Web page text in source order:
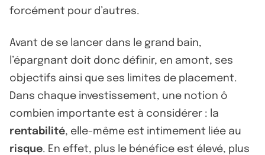
forcément pour d’autres.
Avant de se lancer dans le grand bain,
l’épargnant doit donc définir, en amont, ses
objectifs ainsi que ses limites de placement.
Dans chaque investissement, une notion ô
combien importante est à considérer : la
rentabilité, elle-même est intimement liée au
risque. En effet, plus le bénéfice est élevé, plus